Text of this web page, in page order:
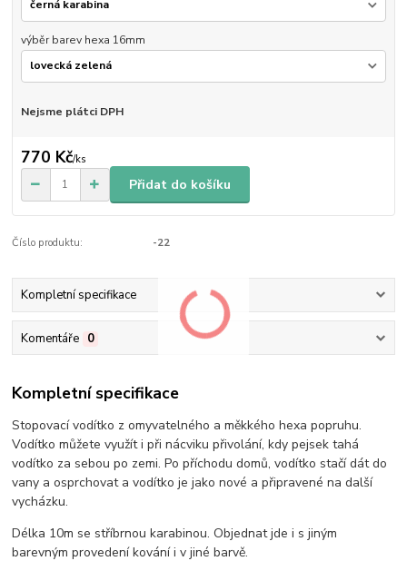
výběr barev hexa 16mm
Nejsme plátci DPH
770 Kč/ks
Přidat do košíku
Číslo produktu: -22
Kompletní specifikace
Komentáře 0
Kompletní specifikace
Stopovací vodítko z omyvatelného a měkkého hexa popruhu.
Vodítko můžete využít i při nácviku přivolání, kdy pejsek tahá
vodítko za sebou po zemi. Po příchodu domů, vodítko stačí dát do
vany a osprchovat a vodítko je jako nové a připravené na další
vycházku.
Délka 10m se stříbrnou karabinou. Objednat jde i s jiným
barevným provedení kování i v jiné barvě.